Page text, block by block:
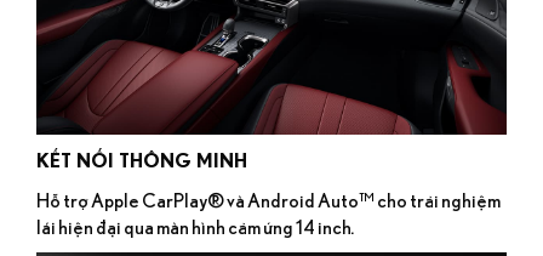
KẾT NỐI THÔNG MINH
Hỗ trợ Apple CarPlay® và Android Auto™ cho trải nghiệm
lái hiện đại qua màn hình cảm ứng 14 inch.